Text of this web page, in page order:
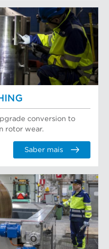
conversion to
rotor wear.
Saber mais